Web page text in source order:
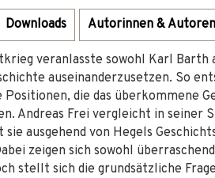
Downloads Autorinnen & Autoren
veranlasste sowohl Karl
auseinanderzusetzen. So
Positionen, die das überkommene
Andreas Frei vergleicht in seiner
sie ausgehend von Hegels
zeigen sich sowohl
stellt sich die grundsätzliche